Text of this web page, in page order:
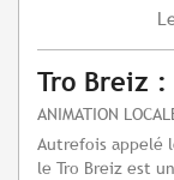
Tro Breiz
ANIMATION
Autrefois appelé
le Tro Breiz est